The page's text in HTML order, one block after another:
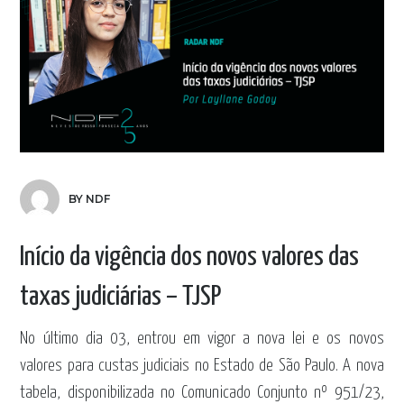
BY NDF
Início da vigência dos novos valores das
taxas judiciárias – TJSP
No último dia 03, entrou em vigor a nova lei e os novos
valores para custas judiciais no Estado de São Paulo. A nova
tabela, disponibilizada no Comunicado Conjunto nº 951/23,